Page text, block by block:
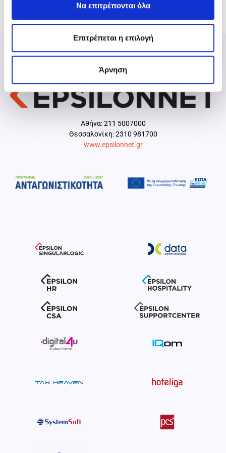
Να επιτρέπονται όλα
Επιτρέπεται η επιλογή
Άρνηση
Aθήνα: 211 5007000
Θεσσαλονίκη: 2310 981700
www.epsilonnet.gr